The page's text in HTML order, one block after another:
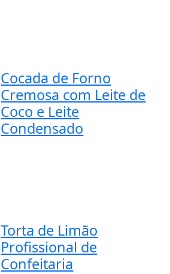
Cocada de Forno
Cremosa com Leite de
Coco e Leite
Condensado
Torta de Limão
Profissional de
Confeitaria